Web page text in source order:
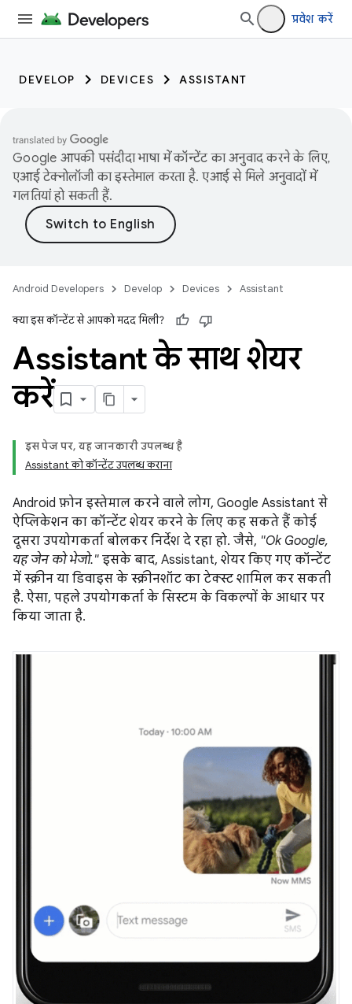
प्रवेश करें
DEVELOP DEVICES ASSISTANT
Google आपकी पसंदीदा भाषा में कॉन्टेंट का अनुवाद करने के लिए,
एआई टेक्नोलॉजी का इस्तेमाल करता है. एआई से मिले अनुवादों में
गलतियां हो सकती हैं.
Android Developers Develop Devices Assistant
क्या इस कॉन्टेंट से आपको मदद मिली?
Assistant के साथ शेयर
करें
इस पेज पर, यह जानकारी उपलब्ध है
Assistant को कॉन्टेंट उपलब्ध कराना
Android फ़ोन इस्तेमाल करने वाले लोग, Google Assistant से
ऐप्लिकेशन का कॉन्टेंट शेयर करने के लिए कह सकते हैं कोई
दूसरा उपयोगकर्ता बोलकर निर्देश दे रहा हो. जैसे, "Ok Google,
यह जेन को भेजो." इसके बाद, Assistant, शेयर किए गए कॉन्टेंट
में स्क्रीन या डिवाइस के स्क्रीनशॉट का टेक्स्ट शामिल कर सकती
है. ऐसा, पहले उपयोगकर्ता के सिस्टम के विकल्पों के आधार पर
किया जाता है.